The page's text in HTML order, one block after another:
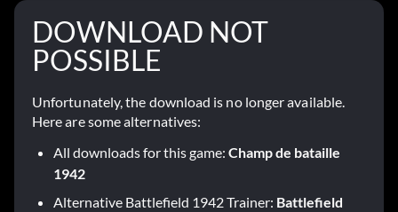
DOWNLOAD NOT
POSSIBLE
Unfortunately, the download is no longer available.
Here are some alternatives:
All downloads for this game: Champ de bataille
1942
Alternative Battlefield 1942 Trainer: Battlefield